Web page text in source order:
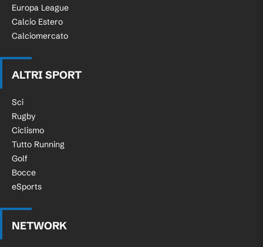
Europa League
Calcio Estero
Calciomercato
ALTRI SPORT
Sci
Rugby
Ciclismo
Tutto Running
Golf
Bocce
eSports
NETWORK